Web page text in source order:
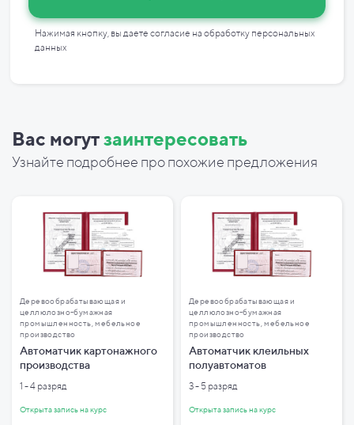
Нажимая кнопку, вы даете согласие на обработку персональных
данных
Вас могутзаинтересовать
Узнайте подробнее про похожие предложения
Деревообрабатывающая и
целлюлозно-бумажная
промышленность, мебельное
производство
Автоматчик картонажного
производства
1 - 4 разряд
Открыта запись на курс
Деревообрабатывающая и
целлюлозно-бумажная
промышленность, мебельное
производство
Автоматчик клеильных
полуавтоматов
3 - 5 разряд
Открыта запись на курс